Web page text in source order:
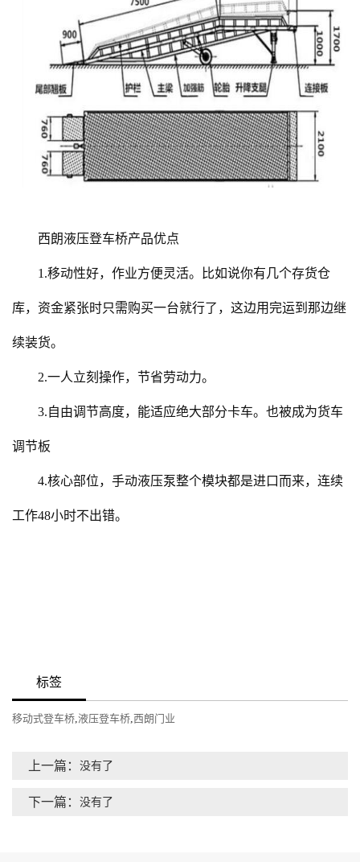
西朗液压登车桥产品优点
1.移动性好，作业方便灵活。比如说你有几个存货仓
库，资金紧张时只需购买一台就行了，这边用完运到那边继
续装货。
2.一人立刻操作，节省劳动力。
3.自由调节高度，能适应绝大部分卡车。也被成为货车
调节板
4.核心部位，手动液压泵整个模块都是进口而来，连续
工作48小时不出错。
标签
移动式登车桥 液压登车桥 西朗门业
上一篇： 没有了
下一篇： 没有了